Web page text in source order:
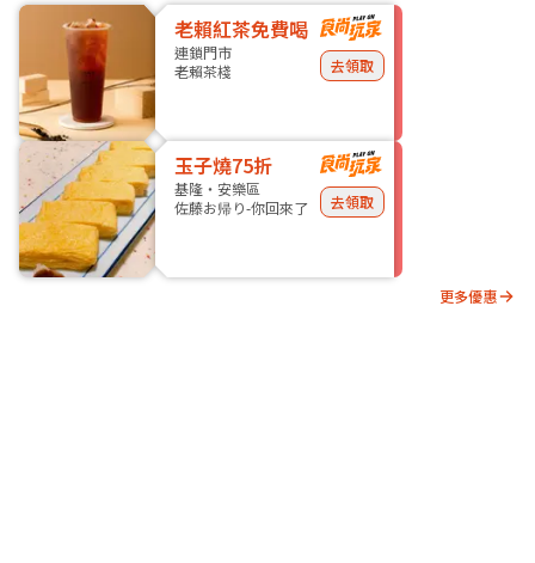
老賴紅茶免費喝
連鎖門市
老賴茶棧
去領取
玉子燒75折
基隆・安樂區
佐藤お帰り-你回來了
去領取
更多優惠